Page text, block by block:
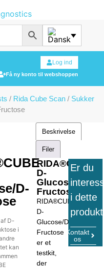
Log ind
Få ny konto til webshoppen
/ Rida Cube Scan / Sukker
D-
D-
i
kan
Beskrivelse
Filer
RIDA®CUBE
D-
Glucose/D-
Fructose
RIDA®CUBE
D-
Glucose/D-
Fructose
er et
testkit,
der
Er du
i dette
Kontakt
os